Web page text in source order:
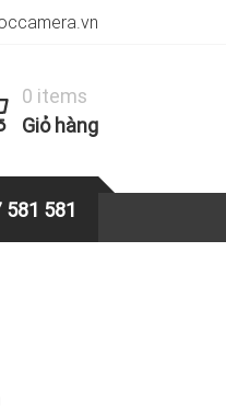
0 items
Giỏ hàng
581 581